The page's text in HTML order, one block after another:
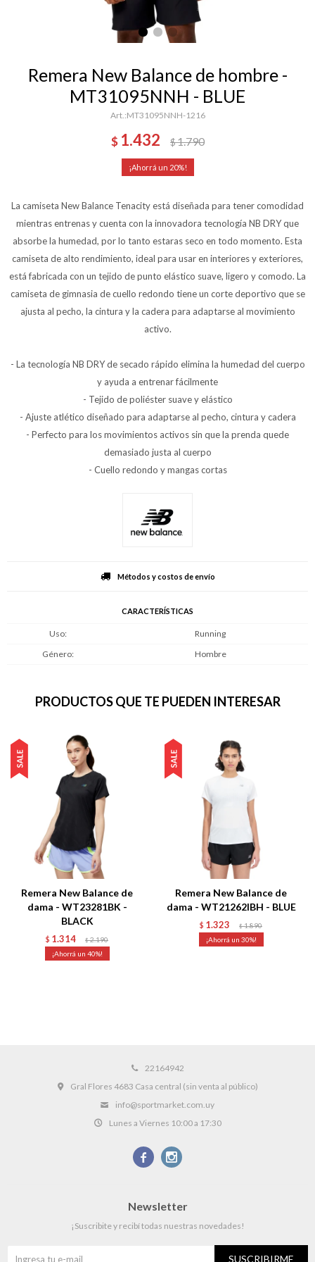
Remera New Balance de hombre -
MT31095NNH - BLUE
MT31095NNH-1216
$ 1.432 $1.790
20
La camiseta New Balance Tenacity está diseñada para tener comodidad
mientras entrenas y cuenta con la innovadora tecnología NB DRY que
absorbe la humedad, por lo tanto estaras seco en todo momento. Esta
camiseta de alto rendimiento, ideal para usar en interiores y exteriores,
está fabricada con un tejido de punto elástico suave, ligero y comodo. La
camiseta de gimnasia de cuello redondo tiene un corte deportivo que se
ajusta al pecho, la cintura y la cadera para adaptarse al movimiento
activo.
- La tecnología NB DRY de secado rápido elimina la humedad del cuerpo
y ayuda a entrenar fácilmente
- Tejido de poliéster suave y elástico
- Ajuste atlético diseñado para adaptarse al pecho, cintura y cadera
- Perfecto para los movimientos activos sin que la prenda quede
demasiado justa al cuerpo
- Cuello redondo y mangas cortas
Métodos y costos de envío
CARACTERÍSTICAS
Uso
Running
Género
Hombre
PRODUCTOS QUE TE PUEDEN INTERESAR
Remera New Balance de
dama - WT23281BK -
BLACK
$ 1.314 $ 2.190
40
Remera New Balance de
dama - WT21262IBH - BLUE
$ 1.323 $ 1.890
30
22164942
Gral Flores 4683 Casa central (sin venta al público)
info@sportmarket.com.uy
Lunes a Viernes 10:00 a 17:30
 
Newsletter
¡Suscribite y recibí todas nuestras novedades!
SUSCRIBIRME